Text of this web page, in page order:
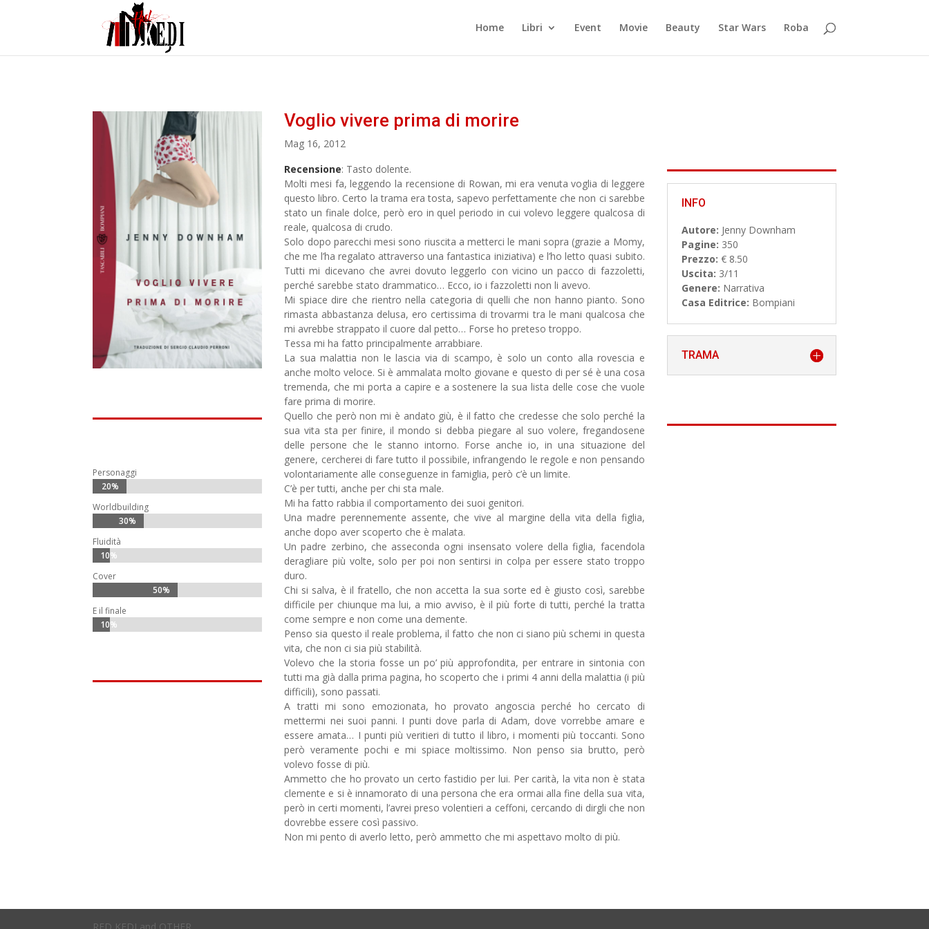
Home Libri Event Movie Beauty Star Wars Roba
Personaggi
20%
20%
Worldbuilding
30%
30%
Fluidità
10%
10%
Cover
50%
50%
E il finale
10%
10%
Voglio vivere prima di morire
Mag 16, 2012
Recensione: Tasto dolente.
Molti mesi fa, leggendo la recensione di Rowan, mi era venuta voglia di leggere
questo libro. Certo la trama era tosta, sapevo perfettamente che non ci sarebbe
stato un finale dolce, però ero in quel periodo in cui volevo leggere qualcosa di
reale, qualcosa di crudo.
Solo dopo parecchi mesi sono riuscita a metterci le mani sopra (grazie a Momy,
che me l’ha regalato attraverso una fantastica iniziativa) e l’ho letto quasi subito.
Tutti mi dicevano che avrei dovuto leggerlo con vicino un pacco di fazzoletti,
perché sarebbe stato drammatico… Ecco, io i fazzoletti non li avevo.
Mi spiace dire che rientro nella categoria di quelli che non hanno pianto. Sono
rimasta abbastanza delusa, ero certissima di trovarmi tra le mani qualcosa che
mi avrebbe strappato il cuore dal petto… Forse ho preteso troppo.
Tessa mi ha fatto principalmente arrabbiare.
La sua malattia non le lascia via di scampo, è solo un conto alla rovescia e
anche molto veloce. Si è ammalata molto giovane e questo di per sé è una cosa
tremenda, che mi porta a capire e a sostenere la sua lista delle cose che vuole
fare prima di morire.
Quello che però non mi è andato giù, è il fatto che credesse che solo perché la
sua vita sta per finire, il mondo si debba piegare al suo volere, fregandosene
delle persone che le stanno intorno. Forse anche io, in una situazione del
genere, cercherei di fare tutto il possibile, infrangendo le regole e non pensando
volontariamente alle conseguenze in famiglia, però c’è un limite.
C’è per tutti, anche per chi sta male.
Mi ha fatto rabbia il comportamento dei suoi genitori.
Una madre perennemente assente, che vive al margine della vita della figlia,
anche dopo aver scoperto che è malata.
Un padre zerbino, che asseconda ogni insensato volere della figlia, facendola
deragliare più volte, solo per poi non sentirsi in colpa per essere stato troppo
duro.
Chi si salva, è il fratello, che non accetta la sua sorte ed è giusto così, sarebbe
difficile per chiunque ma lui, a mio avviso, è il più forte di tutti, perché la tratta
come sempre e non come una demente.
Penso sia questo il reale problema, il fatto che non ci siano più schemi in questa
vita, che non ci sia più stabilità.
Volevo che la storia fosse un po’ più approfondita, per entrare in sintonia con
tutti ma già dalla prima pagina, ho scoperto che i primi 4 anni della malattia (i più
difficili), sono passati.
A tratti mi sono emozionata, ho provato angoscia perché ho cercato di
mettermi nei suoi panni. I punti dove parla di Adam, dove vorrebbe amare e
essere amata… I punti più veritieri di tutto il libro, i momenti più toccanti. Sono
però veramente pochi e mi spiace moltissimo. Non penso sia brutto, però
volevo fosse di più.
Ammetto che ho provato un certo fastidio per lui. Per carità, la vita non è stata
clemente e si è innamorato di una persona che era ormai alla fine della sua vita,
però in certi momenti, l’avrei preso volentieri a ceffoni, cercando di dirgli che non
dovrebbe essere così passivo.
Non mi pento di averlo letto, però ammetto che mi aspettavo molto di più.
INFO
Autore: Jenny Downham
Pagine: 350
Prezzo: € 8.50
Uscita: 3/11
Genere: Narrativa
Casa Editrice: Bompiani
TRAMA